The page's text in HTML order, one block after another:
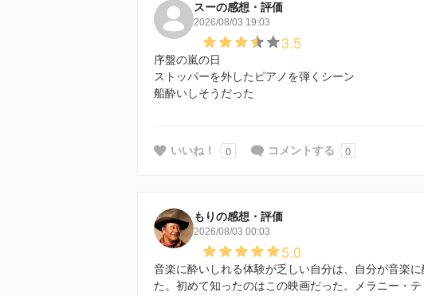
スーの感想・評価
2026/08/03 19:03
3.5
序盤の嵐の日
ストッパーを外したピアノを弾くシーン
船酔いしそうだった
いいね！ 0 コメントする 0
もりの感想・評価
2026/08/03 00:03
5.0
音楽に酔いしれる体験が乏しい自分は、自分が音楽
た。初めて知ったのはこの映画だった。メラニー・